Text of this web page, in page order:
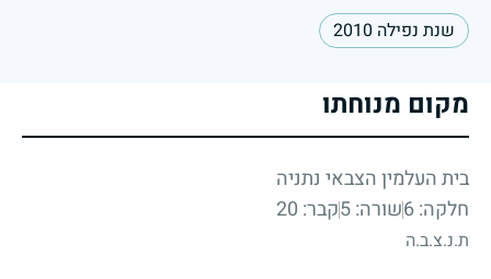
שנת נפילה 2010
מקום מנוחתו
בית העלמין הצבאי נתניה
חלקה: 6
שורה: 5 קבר: 20
ת.נ.צ.ב.ה